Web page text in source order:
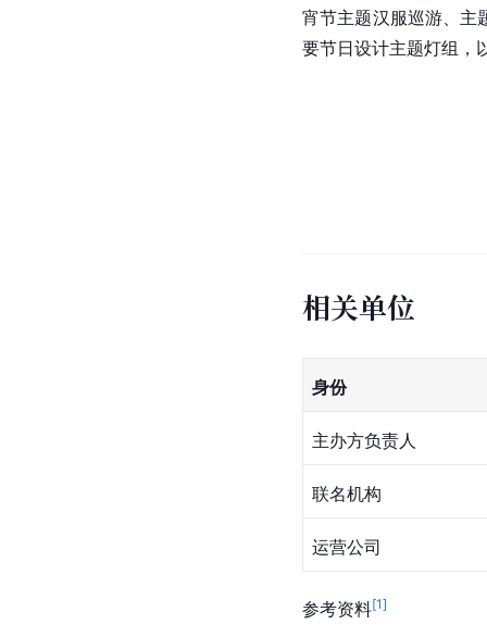
宵节主题汉服巡游、主
要节日设计主题灯组，
相关单位
身份
主办方负责人
联名机构
运营公司
参考资料[1]